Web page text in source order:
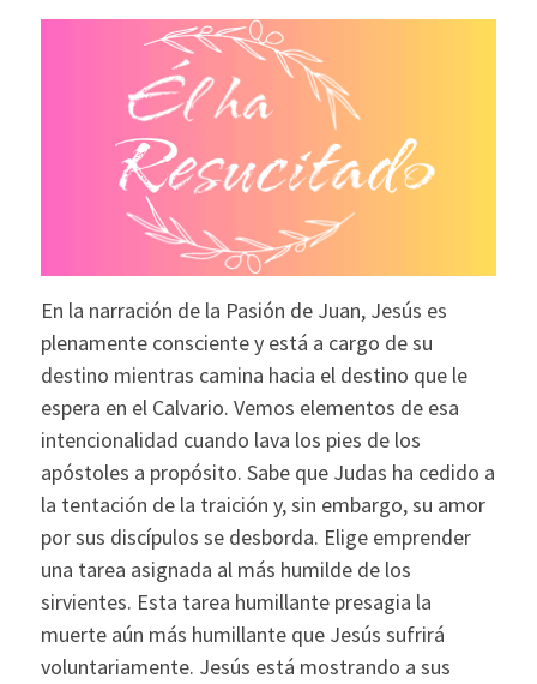
En la narración de la Pasión de Juan, Jesús es
plenamente consciente y está a cargo de su
destino mientras camina hacia el destino que le
espera en el Calvario. Vemos elementos de esa
intencionalidad cuando lava los pies de los
apóstoles a propósito. Sabe que Judas ha cedido a
la tentación de la traición y, sin embargo, su amor
por sus discípulos se desborda. Elige emprender
una tarea asignada al más humilde de los
sirvientes. Esta tarea humillante presagia la
muerte aún más humillante que Jesús sufrirá
voluntariamente. Jesús está mostrando a sus